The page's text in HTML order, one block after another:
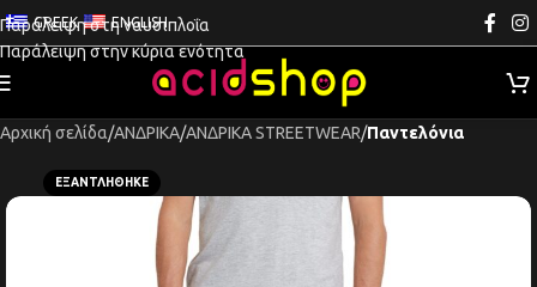
Παράλειψη στη ναυσιπλοΐα
Παράλειψη στην κύρια ενότητα
GREEK ENGLISH
Αρχική σελίδα ΑΝΔΡΙΚΑ ΑΝΔΡΙΚΑ STREETWEAR Παντελόνια
ΕΞΑΝΤΛΉΘΗΚΕ